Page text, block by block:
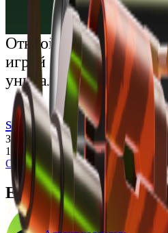
Українська
Открой мир
играй честно и
уникальными
support@cs-wiki.org
Заходя на этот сайт, вы
18 лет. Проблемы с азартными
Обратится за помощью
Ежедневные бонусы
Свежие промокоды